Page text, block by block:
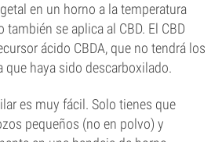
en un horno a la temperatura
también se aplica al CBD. El CBD
ácido CBDA, que no tendrá los
haya sido descarboxilado.
es muy fácil. Solo tienes que
pequeños (no en polvo) y